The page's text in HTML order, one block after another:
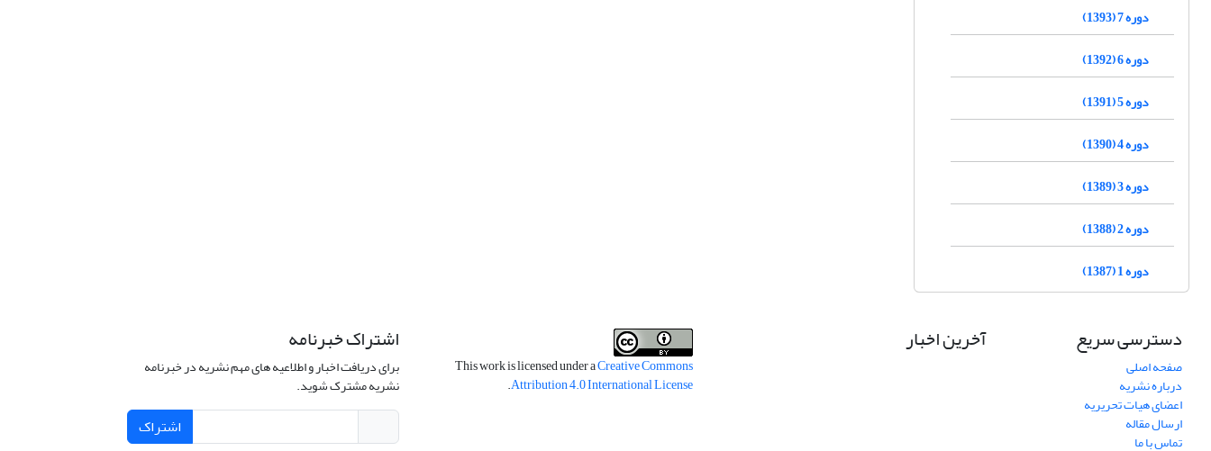
دوره 7 (1393)
دوره 6 (1392)
دوره 5 (1391)
دوره 4 (1390)
دوره 3 (1389)
دوره 2 (1388)
دوره 1 (1387)
دسترسی سریع
صفحه اصلی
درباره نشریه
اعضای هیات تحریریه
ارسال مقاله
تماس با ما
آخرین اخبار
This work is licensed under aCreative Commons
Attribution 4.0 International License
.
اشتراک خبرنامه
برای دریافت اخبار و اطلاعیه های مهم نشریه در خبرنامه
نشریه مشترک شوید.
اشتراک